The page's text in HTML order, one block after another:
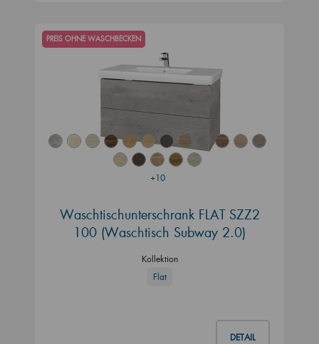
+10
PREIS OHNE WASCHBECKEN
Waschtischunterschrank FLAT SZZ2
100 (Waschtisch Subway 2.0)
Kollektion
Flat
DETAIL